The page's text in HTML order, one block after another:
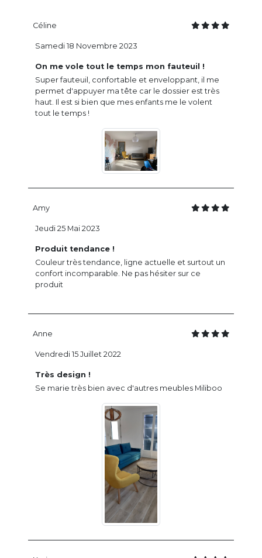
Céline
On me vole tout le temps mon fauteuil !
Super fauteuil, confortable et enveloppant, il me
permet d'appuyer ma tête car le dossier est très
haut. Il est si bien que mes enfants me le volent
tout le temps !
Samedi 18 Novembre 2023
Amy
Produit tendance !
Couleur très tendance, ligne actuelle et surtout un
confort incomparable. Ne pas hésiter sur ce
produit
Jeudi 25 Mai 2023
Anne
Très design !
Se marie très bien avec d'autres meubles Miliboo
Vendredi 15 Juillet 2022